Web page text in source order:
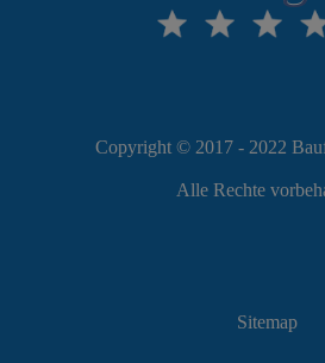
Copyright © 2017 - 2022
Alle Rechte
Sitemap